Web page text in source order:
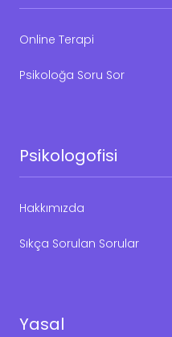
Online Terapi
Psikoloğa Soru Sor
Psikologofisi
Hakkımızda
Sıkça Sorulan Sorular
Yasal